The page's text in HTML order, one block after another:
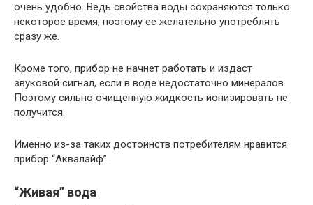
очень удобно. Ведь свойства воды сохраняются только
некоторое время, поэтому ее желательно употреблять
сразу же.
Кроме того, прибор не начнет работать и издаст
звуковой сигнал, если в воде недостаточно минералов.
Поэтому сильно очищенную жидкость ионизировать не
получится.
Именно из-за таких достоинств потребителям нравится
прибор “Аквалайф”.
“Живая” вода